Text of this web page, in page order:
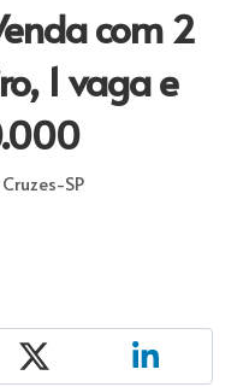
com 2
1 vaga e
SP